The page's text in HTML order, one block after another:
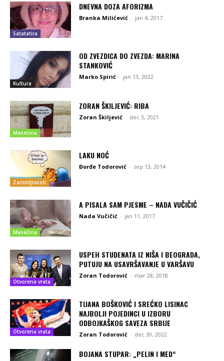
Satatatira
DNEVNA DOZA AFORIZMA
Branka Milićević - jan 4, 2017
Kultura
OD ZVEZDICA DO ZVEZDA: MARINA
STANKOVIĆ
Marko Spirić - jan 13, 2022
Mesečina
ZORAN ŠKILJEVIĆ: RIBA
Zoran Škiljević - dec 5, 2021
Zanimljivosti
LAKU NOĆ
Đorđe Todorović - sep 13, 2014
Mesečina
A PISALA SAM PJESME – NADA VUČIČIĆ
Nada Vučičić - jan 11, 2017
Otvorena vrata
USPEH STUDENATA IZ NIŠA I BEOGRADA,
PUTUJU NA USAVRŠAVANJE U VARŠAVU
Zoran Todorović - mar 28, 2018
Otvorena vrata
TIJANA BOŠKOVIĆ I SREĆKO LISINAC
NAJBOLJI POJEDINCI U IZBORU
ODBOJKAŠKOG SAVEZA SRBIJE
Zoran Todorović - dec 30, 2022
BOJANA STUPAR: „PELIN I MED“